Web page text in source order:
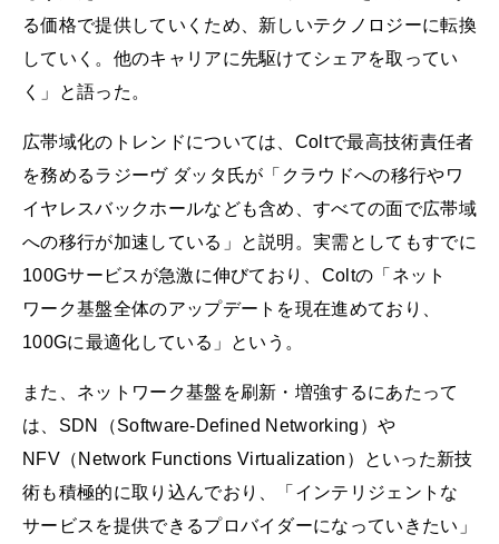
る価格で提供していくため、新しいテクノロジーに転換
していく。他のキャリアに先駆けてシェアを取ってい
く」と語った。
広帯域化のトレンドについては、Coltで最高技術責任者
を務めるラジーヴ ダッタ氏が「クラウドへの移行やワ
イヤレスバックホールなども含め、すべての面で広帯域
への移行が加速している」と説明。実需としてもすでに
100Gサービスが急激に伸びており、Coltの「ネット
ワーク基盤全体のアップデートを現在進めており、
100Gに最適化している」という。
また、ネットワーク基盤を刷新・増強するにあたって
は、SDN（Software-Defined Networking）や
NFV（Network Functions Virtualization）といった新技
術も積極的に取り込んでおり、「インテリジェントな
サービスを提供できるプロバイダーになっていきたい」